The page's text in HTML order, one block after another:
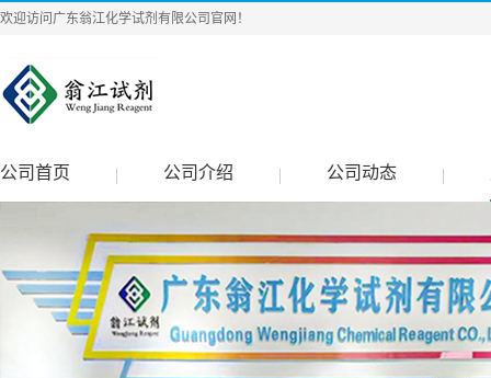
欢迎访问广东翁江化学试剂有限公司官网！
公司首页 公司介绍 公司动态